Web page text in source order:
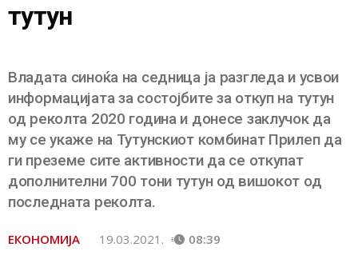
тутун
Владата синоќа на седница ја разгледа и усвои
информацијата за состојбите за откуп на тутун
од реколта 2020 година и донесе заклучок да
му се укаже на Тутунскиот комбинат Прилеп да
ги преземе сите активности да се откупат
дополнителни 700 тони тутун од вишокот од
последната реколта.
ЕКОНОМИЈА 19.03.2021. 08:39